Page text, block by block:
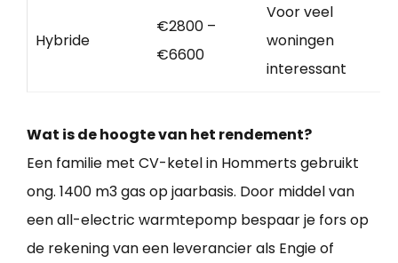
Hybride
€2800 –
€6600
Voor veel
woningen
interessant
Wat is de hoogte van het rendement?
Een familie met CV-ketel in Hommerts gebruikt
ong. 1400 m3 gas op jaarbasis. Door middel van
een all-electric warmtepomp bespaar je fors op
de rekening van een leverancier als Engie of